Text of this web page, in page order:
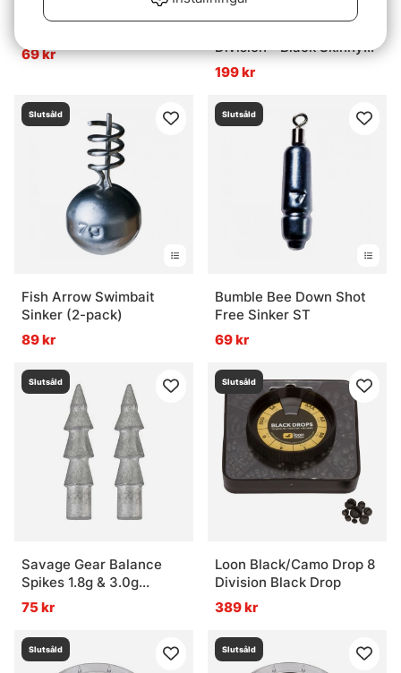
69 kr
Division - Black Skinny
Water
199 kr
Slutsåld
Fish Arrow Swimbait
Sinker (2-pack)
89 kr
Slutsåld
Bumble Bee Down Shot
Free Sinker ST
69 kr
Slutsåld
Savage Gear Balance
Spikes 1.8g & 3.0g
8+8pcs
75 kr
Slutsåld
Loon Black/Camo Drop 8
Division Black Drop
389 kr
Slutsåld Slutsåld